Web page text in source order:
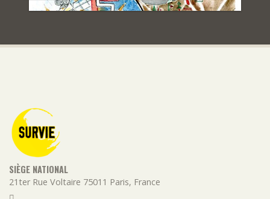
SIÈGE NATIONAL
21ter Rue Voltaire 75011 Paris, France